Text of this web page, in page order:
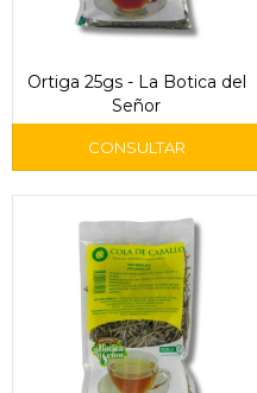
Ortiga 25gs - La Botica del
Señor